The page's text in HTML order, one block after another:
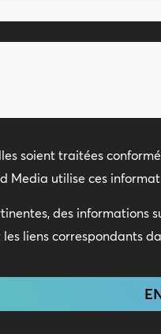
soient traitées
Media utilise ces
des informations
liens correspondants